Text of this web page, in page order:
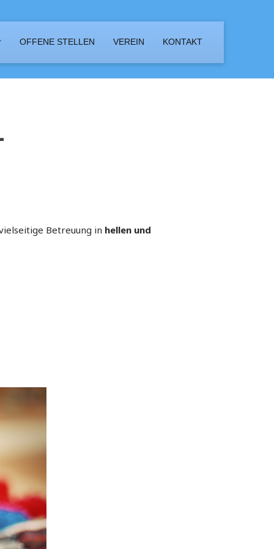
OFFENE STELLEN VEREIN KONTAKT
Betreuung in hellen und